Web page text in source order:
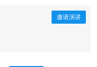
邀请演讲